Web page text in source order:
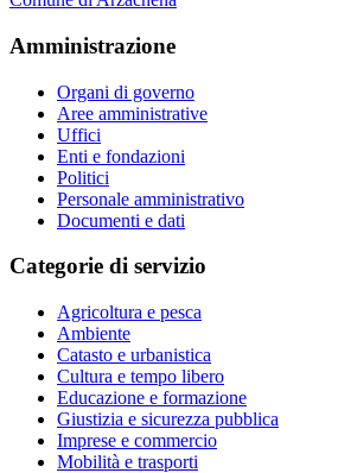
Amministrazione
Organi di governo
Aree amministrative
Uffici
Enti e fondazioni
Politici
Personale amministrativo
Documenti e dati
Categorie di servizio
Agricoltura e pesca
Ambiente
Catasto e urbanistica
Cultura e tempo libero
Educazione e formazione
Giustizia e sicurezza pubblica
Imprese e commercio
Mobilità e trasporti